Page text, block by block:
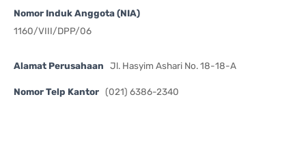
Nomor Induk Anggota (NIA)
1160/VIII/DPP/06
Alamat Perusahaan Jl. Hasyim Ashari No. 18-18-A
Nomor Telp Kantor (021) 6386-2340